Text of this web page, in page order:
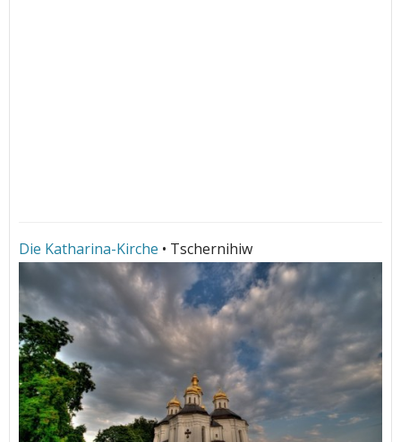
Die Katharina-Kirche • Tschernihiw